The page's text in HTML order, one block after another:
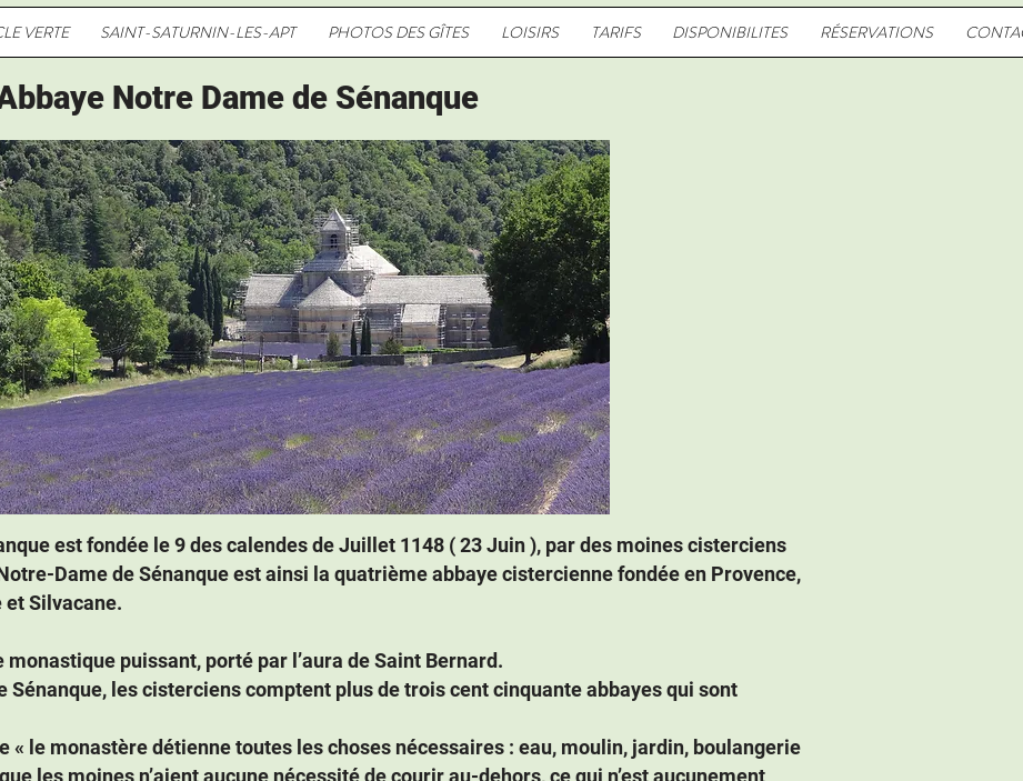
VERTE SAINT-SATURNIN-LES-APT PHOTOS DES GÎTES LOISIRS TARIFS DISPONIBILITES RÉSERVATIONS
Notre Dame de Sénanque
est fondée le 9 des calendes de Juillet 1148 ( 23 Juin ), par des moines cisterciens
Dame de Sénanque est ainsi la quatrième abbaye cistercienne fondée en Provence,
et Silvacane.
monastique puissant, porté par l’aura de Saint Bernard.
Sénanque, les cisterciens comptent plus de trois cent cinquante abbayes qui sont
« le monastère détienne toutes les choses nécessaires : eau, moulin, jardin, boulangerie
les moines n’aient aucune nécessité de courir au-dehors, ce qui n’est aucunement